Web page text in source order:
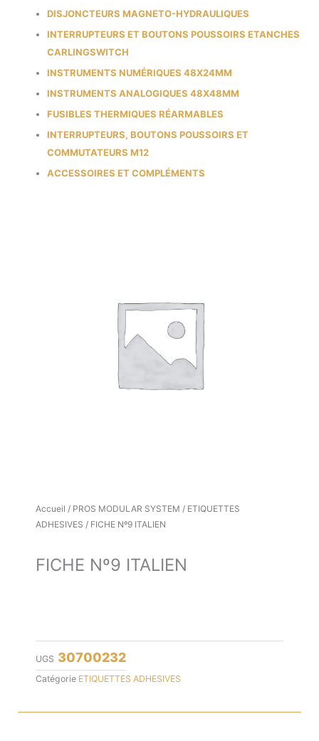
DISJONCTEURS MAGNETO-HYDRAULIQUES
INTERRUPTEURS ET BOUTONS POUSSOIRS ETANCHES
CARLINGSWITCH
INSTRUMENTS NUMÉRIQUES 48X24MM
INSTRUMENTS ANALOGIQUES 48X48MM
FUSIBLES THERMIQUES RÉARMABLES
INTERRUPTEURS, BOUTONS POUSSOIRS ET
COMMUTATEURS M12
ACCESSOIRES ET COMPLÉMENTS
Accueil / PROS MODULAR SYSTEM / ETIQUETTES
ADHESIVES / FICHE Nº9 ITALIEN
FICHE Nº9 ITALIEN
UGS 30700232
Catégorie ETIQUETTES ADHESIVES